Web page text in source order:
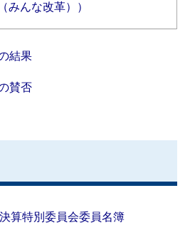
みんな改革））
結果
賛否
算特別委員会委員名簿